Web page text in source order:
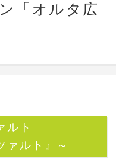
「オルタ広
ルト
ァルト』～